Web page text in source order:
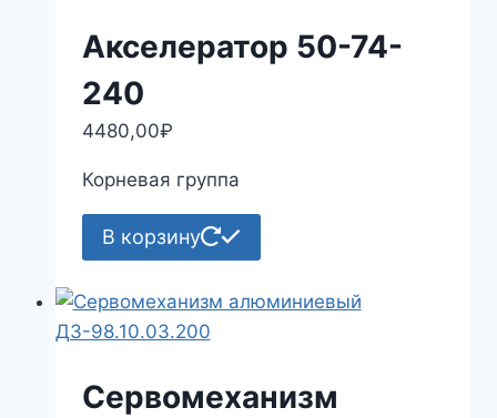
Акселератор 50-74-
240
4480,00₽
Корневая группа
В корзину
Сервомеханизм